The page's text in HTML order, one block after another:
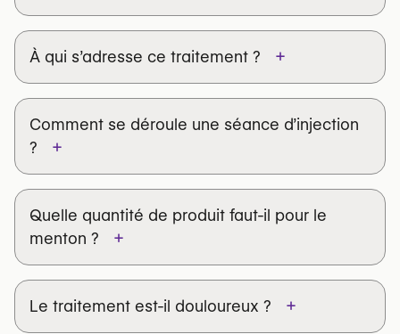
À qui s’adresse ce traitement ? +
Comment se déroule une séance d’injection
?
+
Quelle quantité de produit faut-il pour le
menton ?
+
Le traitement est-il douloureux ? +